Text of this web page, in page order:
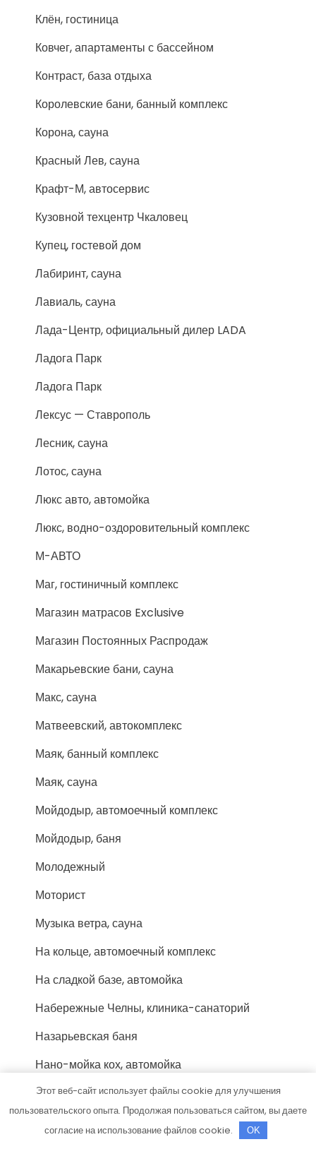
Клён, гостиница
Ковчег, апартаменты с бассейном
Контраст, база отдыха
Королевские бани, банный комплекс
Корона, сауна
Красный Лев, сауна
Крафт-М, автосервис
Кузовной техцентр Чкаловец
Купец, гостевой дом
Лабиринт, сауна
Лавиаль, сауна
Лада-Центр, официальный дилер LADA
Ладога Парк
Ладога Парк
Лексус — Ставрополь
Лесник, сауна
Лотос, сауна
Люкс авто, автомойка
Люкс, водно-оздоровительный комплекс
М-АВТО
Маг, гостиничный комплекс
Магазин матрасов Exclusive
Магазин Постоянных Распродаж
Макарьевские бани, сауна
Макс, сауна
Матвеевский, автокомплекс
Маяк, банный комплекс
Маяк, сауна
Мойдодыр, автомоечный комплекс
Мойдодыр, баня
Молодежный
Моторист
Музыка ветра, сауна
На кольце, автомоечный комплекс
На сладкой базе, автомойка
Набережные Челны, клиника-санаторий
Назарьевская баня
Нано-мойка кох, автомойка
Нева, сауна
Этот веб-сайт использует файлы cookie для улучшения
пользовательского опыта. Продолжая пользоваться сайтом, вы даете
согласие на использование файлов cookie.
OK